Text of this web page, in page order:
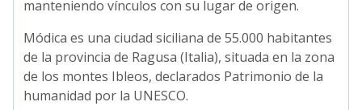
manteniendo vínculos con su lugar de origen.
Módica es una ciudad siciliana de 55.000 habitantes
de la provincia de Ragusa (Italia), situada en la zona
de los montes Ibleos, declarados Patrimonio de la
humanidad por la UNESCO.